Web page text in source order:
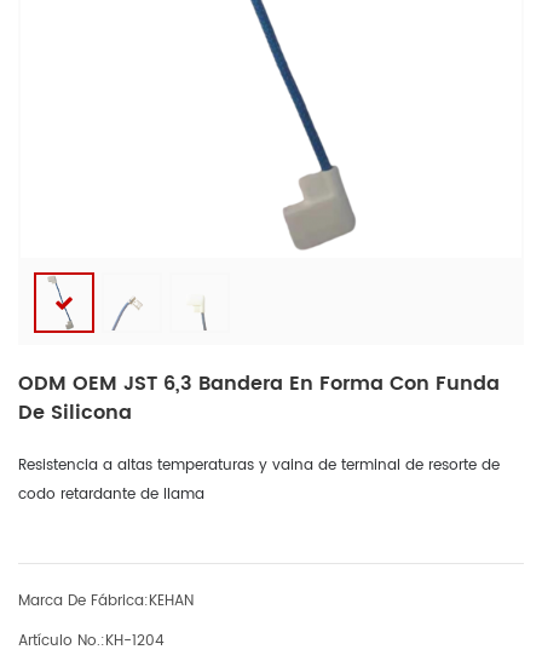
ODM OEM JST 6,3 Bandera En Forma Con Funda
De Silicona
Resistencia a altas temperaturas y vaina de terminal de resorte de
codo retardante de llama
Marca De Fábrica:KEHAN
Artículo No.:KH-1204